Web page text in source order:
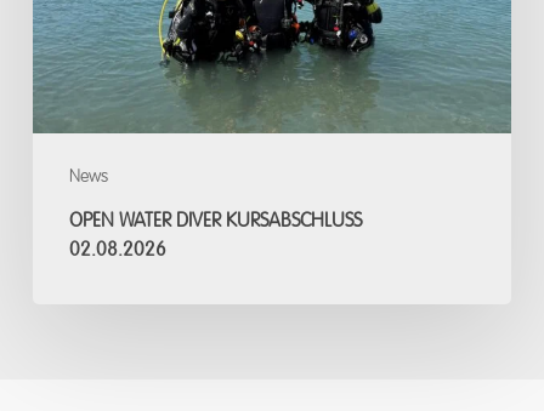
News
OPEN WATER DIVER KURSABSCHLUSS
02.08.2026